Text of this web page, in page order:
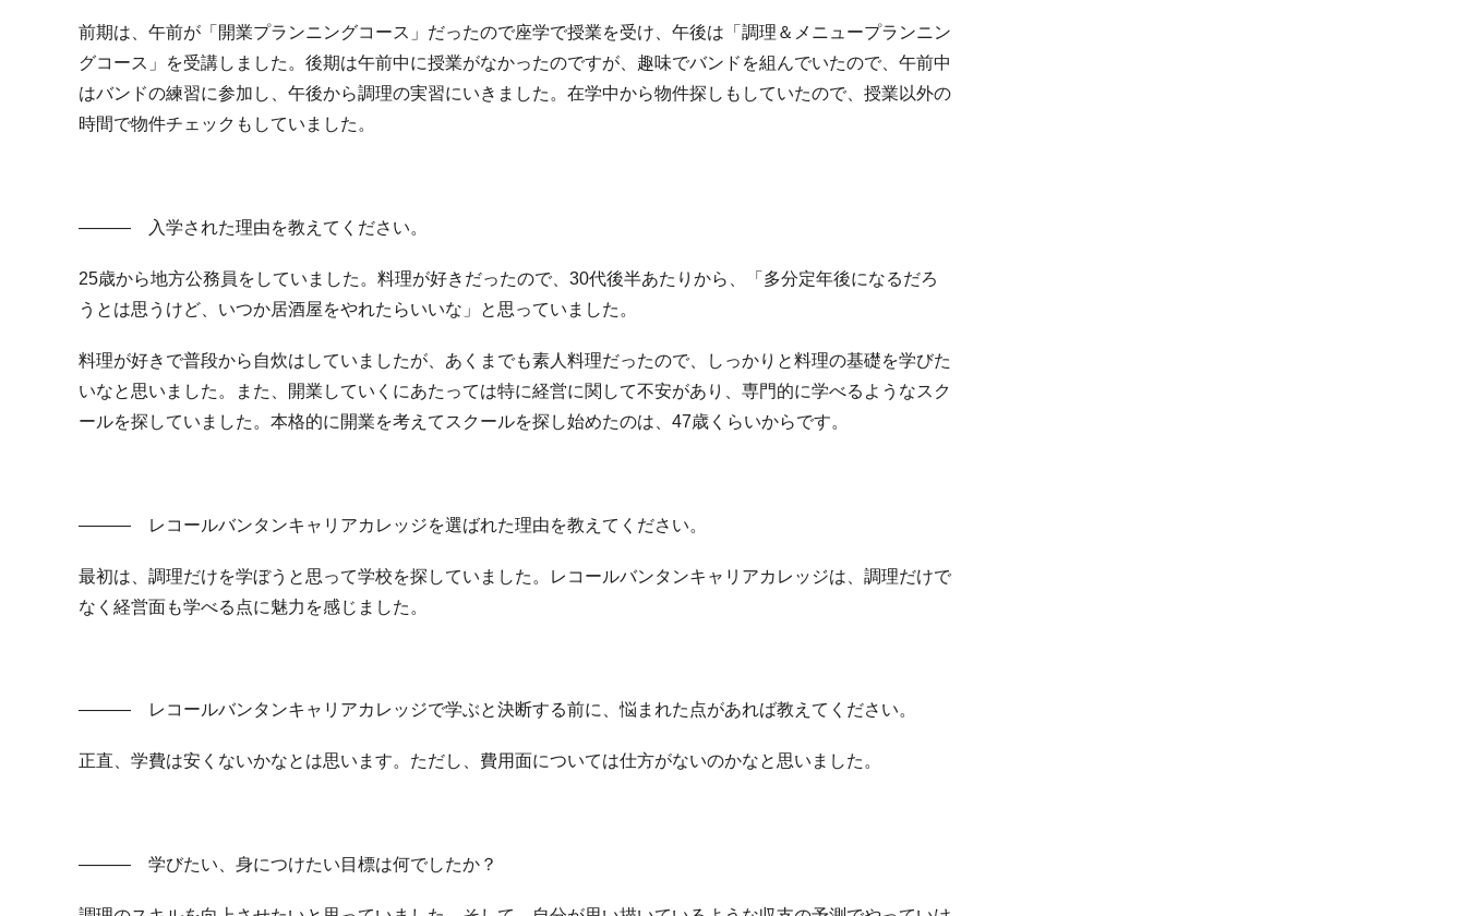
前期は、午前が「開業プランニングコース」だったので座学で授業を受け、午後は「調理＆メニュープランニン
グコース」を受講しました。後期は午前中に授業がなかったのですが、趣味でバンドを組んでいたので、午前中
はバンドの練習に参加し、午後から調理の実習にいきました。在学中から物件探しもしていたので、授業以外の
時間で物件チェックもしていました。
――― 入学された理由を教えてください。
25歳から地方公務員をしていました。料理が好きだったので、30代後半あたりから、「多分定年後になるだろ
うとは思うけど、いつか居酒屋をやれたらいいな」と思っていました。
料理が好きで普段から自炊はしていましたが、あくまでも素人料理だったので、しっかりと料理の基礎を学びた
いなと思いました。また、開業していくにあたっては特に経営に関して不安があり、専門的に学べるようなスク
ールを探していました。本格的に開業を考えてスクールを探し始めたのは、 47歳くらいからです。
――― レコールバンタンキャリアカレッジを選ばれた理由を教えてください。
最初は、調理だけを学ぼうと思って学校を探していました。レコールバンタンキャリアカレッジは、調理だけで
なく経営面も学べる点に魅力を感じました。
――― レコールバンタンキャリアカレッジで学ぶと決断する前に、悩まれた点があれば教えてください。
正直、学費は安くないかなとは思います。ただし、費用面については仕方がないのかなと思いました。
――― 学びたい、身につけたい目標は何でしたか？